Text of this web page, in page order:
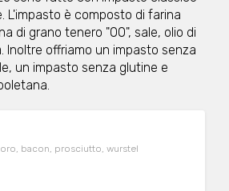
L'impasto è composto di farina
di grano tenero "00", sale, olio di
Inoltre offriamo un impasto senza
un impasto senza glutine e
bacon, prosciutto, wurstel